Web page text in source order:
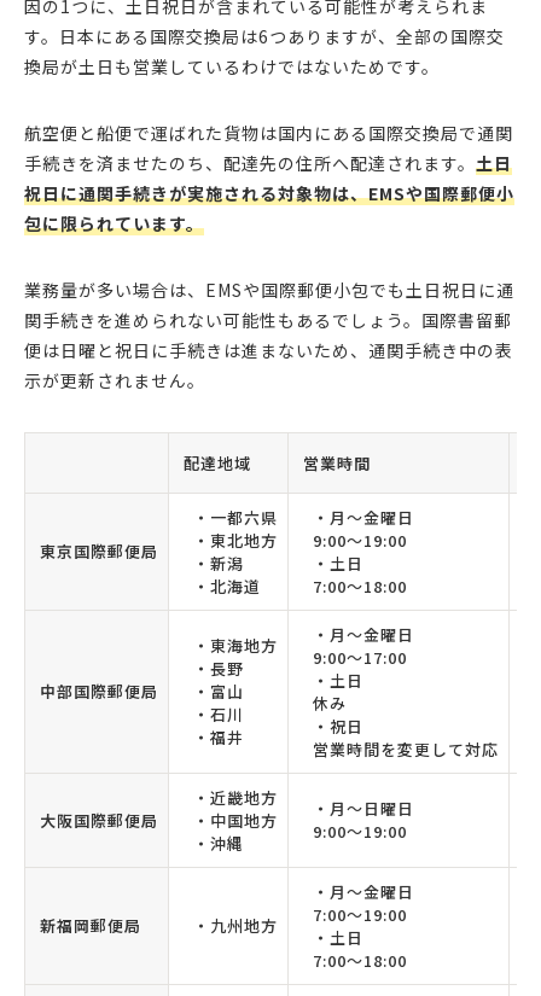
因の1つに、土日祝日が含まれている可能性が考えられま
す。日本にある国際交換局は6つありますが、全部の国際交
換局が土日も営業しているわけではないためです。
航空便と船便で運ばれた貨物は国内にある国際交換局で通関
手続きを済ませたのち、配達先の住所へ配達されます。 土日
祝日に通関手続きが実施される対象物は、EMSや国際郵便小
包に限られています。
業務量が多い場合は、EMSや国際郵便小包でも土日祝日に通
関手続きを進められない可能性もあるでしょう。国際書留郵
便は日曜と祝日に手続きは進まないため、通関手続き中の表
示が更新されません。
配達地域 営業時間
東京国際郵便局
・一都六県
・東北地方
・新潟
・北海道
・月〜金曜日
9:00〜19:00
・土日
7:00〜18:00
中部国際郵便局
・東海地方
・長野
・富山
・石川
・福井
・月〜金曜日
9:00〜17:00
・土日
休み
・祝日
営業時間を変更して対応
大阪国際郵便局
・近畿地方
・中国地方
・沖縄
・月〜日曜日
9:00〜19:00
新福岡郵便局 ・九州地方
・月〜金曜日
7:00〜19:00
・土日
7:00〜18:00